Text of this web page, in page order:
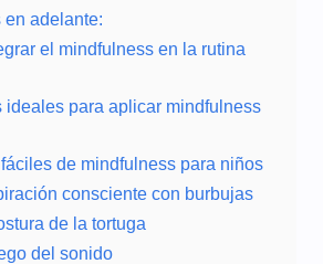
en adelante:
el mindfulness en la rutina
ideales para aplicar mindfulness
fáciles de mindfulness para niños
consciente con burbujas
de la tortuga
del sonido